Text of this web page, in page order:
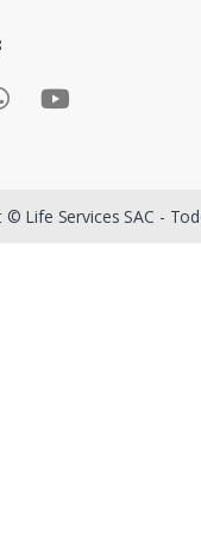
© Life Services SAC -